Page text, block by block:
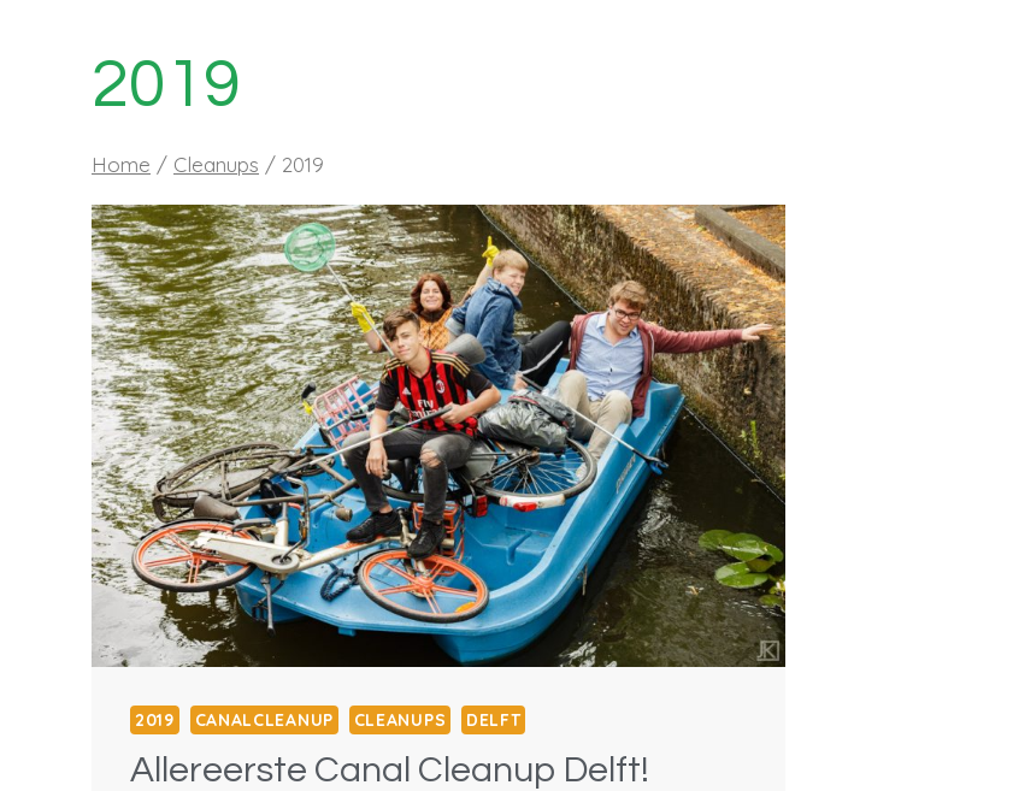
2019
Home / Cleanups / 2019
2019 CANALCLEANUP CLEANUPS DELFT
Allereerste Canal Cleanup Delft!